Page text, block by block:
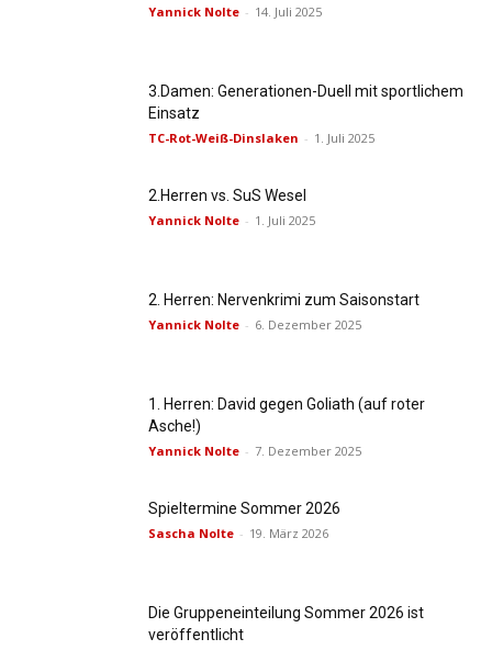
Yannick Nolte - 14. Juli 2025
3.Damen: Generationen-Duell mit sportlichem
Einsatz
TC-Rot-Weiß-Dinslaken - 1. Juli 2025
2.Herren vs. SuS Wesel
Yannick Nolte - 1. Juli 2025
2. Herren: Nervenkrimi zum Saisonstart
Yannick Nolte - 6. Dezember 2025
1. Herren: David gegen Goliath (auf roter
Asche!)
Yannick Nolte - 7. Dezember 2025
Spieltermine Sommer 2026
Sascha Nolte - 19. März 2026
Die Gruppeneinteilung Sommer 2026 ist
veröffentlicht